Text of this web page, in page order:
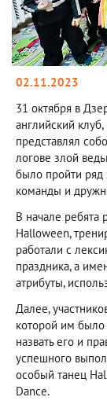
02.11.2023
31 октября в
английский
представлял
логове злой
было пройти ряд
команды и
В начале ребята
Halloween,
работали с
праздника, а
атрибуты,
Далее,
которой им было
назвать его и
успешного
особый танец
Dance.